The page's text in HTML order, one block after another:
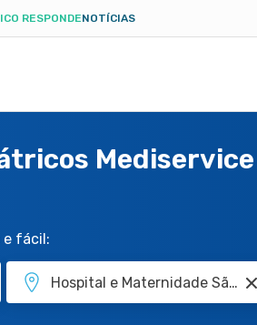
RESPONDENOTÍCIAS
e fácil: